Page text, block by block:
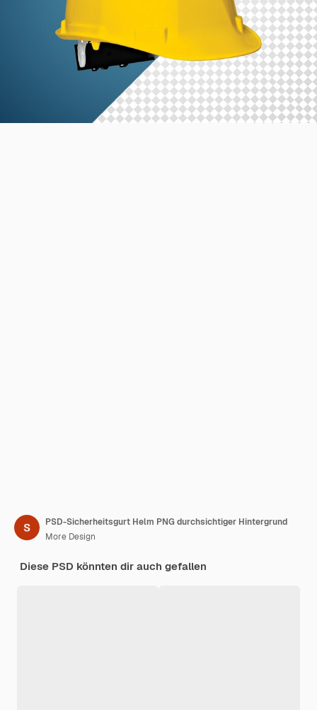
PSD-Sicherheitsgurt Helm PNG durchsichtiger Hintergrund
More Design
Diese PSD könnten dir auch gefallen